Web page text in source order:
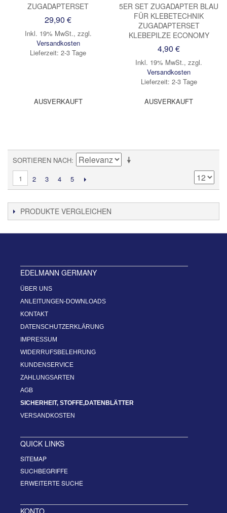
ZUGADAPTERSET
29,90 €
Inkl. 19% MwSt., zzgl.
Versandkosten
Lieferzeit: 2-3 Tage
AUSVERKAUFT
5ER SET ZUGADAPTER BLAU
FÜR KLEBETECHNIK
ZUGADAPTERSET
KLEBEPILZE ECONOMY
4,90 €
Inkl. 19% MwSt.,zzgl.
Versandkosten
Lieferzeit: 2-3 Tage
AUSVERKAUFT
SORTIEREN NACH
1
2 3 4 5
PRODUKTE VERGLEICHEN
EDELMANN GERMANY
ÜBER UNS
ANLEITUNGEN-DOWNLOADS
KONTAKT
DATENSCHUTZERKLÄRUNG
IMPRESSUM
WIDERRUFSBELEHRUNG
KUNDENSERVICE
ZAHLUNGSARTEN
AGB
SICHERHEIT, STOFFE,DATENBLÄTTER
VERSANDKOSTEN
QUICK LINKS
SITEMAP
SUCHBEGRIFFE
ERWEITERTE SUCHE
KONTO